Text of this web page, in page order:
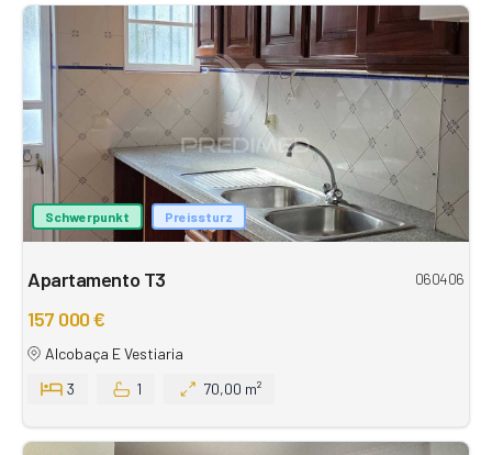
Schwerpunkt Preissturz
Apartamento T3 060406
157 000 €
Alcobaça E Vestiaria
3
1 70,00 m²